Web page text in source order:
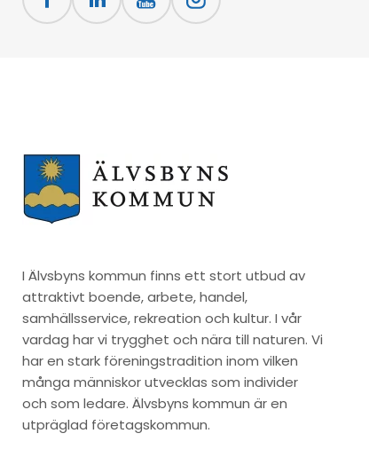
I Älvsbyns kommun finns ett stort utbud av
attraktivt boende, arbete, handel,
samhällsservice, rekreation och kultur. I vår
vardag har vi trygghet och nära till naturen. Vi
har en stark föreningstradition inom vilken
många människor utvecklas som individer
och som ledare. Älvsbyns kommun är en
utpräglad företagskommun.